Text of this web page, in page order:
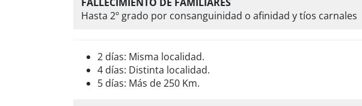
Hasta 2º grado por consanguinidad o afinidad y tíos carnales
2 días: Misma localidad.
4 días: Distinta localidad.
5 días: Más de 250 Km.